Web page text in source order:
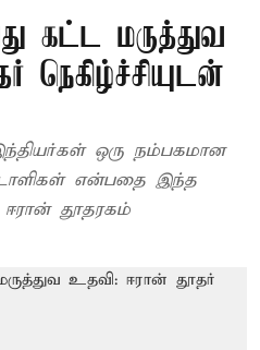
கட்ட மருத்துவ
நெகிழ்ச்சியுடன்
ஒரு நம்பகமான
என்பதை இந்த
ஈரான் தூதரகம்